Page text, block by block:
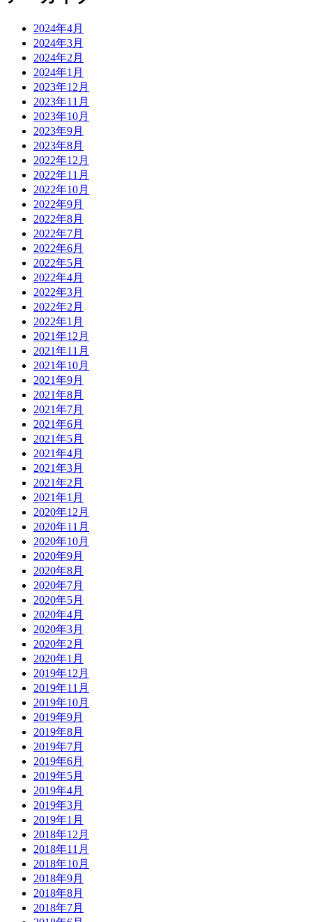
2024年4月
2024年3月
2024年2月
2024年1月
2023年12月
2023年11月
2023年10月
2023年9月
2023年8月
2022年12月
2022年11月
2022年10月
2022年9月
2022年8月
2022年7月
2022年6月
2022年5月
2022年4月
2022年3月
2022年2月
2022年1月
2021年12月
2021年11月
2021年10月
2021年9月
2021年8月
2021年7月
2021年6月
2021年5月
2021年4月
2021年3月
2021年2月
2021年1月
2020年12月
2020年11月
2020年10月
2020年9月
2020年8月
2020年7月
2020年5月
2020年4月
2020年3月
2020年2月
2020年1月
2019年12月
2019年11月
2019年10月
2019年9月
2019年8月
2019年7月
2019年6月
2019年5月
2019年4月
2019年3月
2019年1月
2018年12月
2018年11月
2018年10月
2018年9月
2018年8月
2018年7月